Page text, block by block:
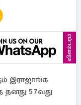
விளம்பரம்
இராஜாங்க
57வது